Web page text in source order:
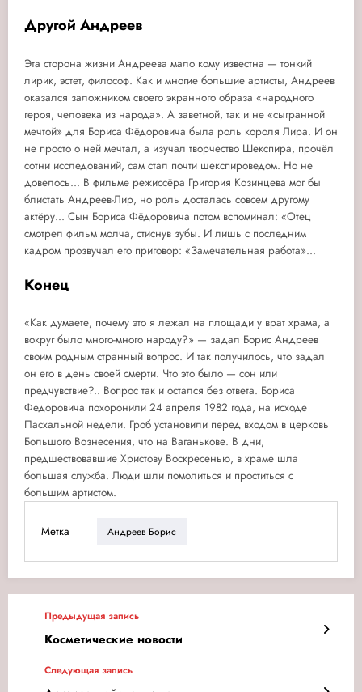
Другой Андреев
Эта сторона жизни Андреева мало кому известна — тонкий
лирик, эстет, философ. Как и многие большие артисты, Андреев
оказался заложником своего экранного образа «народного
героя, человека из народа». А заветной, так и не «сыгранной
мечтой» для Бориса Фёдоровича была роль короля Лира. И он
не просто о ней мечтал, а изучал творчество Шекспира, прочёл
сотни исследований, сам стал почти шекспироведом. Но не
довелось... В фильме режиссёра Григория Козинцева мог бы
блистать Андреев-Лир, но роль досталась совсем другому
актёру... Сын Бориса Фёдоровича потом вспоминал: «Отец
смотрел фильм молча, стиснув зубы. И лишь с последним
кадром прозвучал его приговор: «Замечательная работа»...
Конец
«Как думаете, почему это я лежал на площади у врат храма, а
вокруг было много-много народу?» — задал Борис Андреев
своим родным странный вопрос. И так получилось, что задал
он его в день своей смерти. Что это было — сон или
предчувствие?.. Вопрос так и остался без ответа. Бориса
Федоровича похоронили 24 апреля 1982 года, на исходе
Пасхальной недели. Гроб установили перед входом в церковь
Большого Вознесения, что на Ваганькове. В дни,
предшествовавшие Христову Воскресенью, в храме шла
большая служба. Люди шли помолиться и проститься с
большим артистом.
Метка Андреев Борис
Предыдущая запись
Косметические новости
Следующая запись